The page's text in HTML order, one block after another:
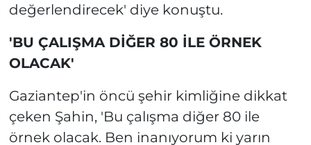
değerlendirecek' diye konuştu.
'BU ÇALIŞMA DİĞER 80 İLE ÖRNEK
OLACAK'
Gaziantep'in öncü şehir kimliğine dikkat
çeken Şahin, 'Bu çalışma diğer 80 ile
örnek olacak. Ben inanıyorum ki yarın